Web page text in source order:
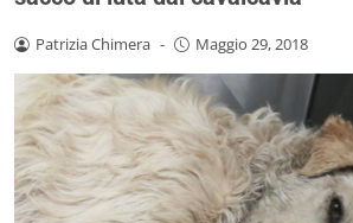
Patrizia Chimera - Maggio 29, 2018